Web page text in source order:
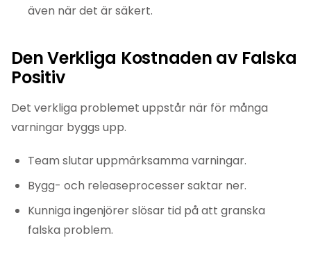
även när det är säkert.
Den Verkliga Kostnaden av Falska
Positiv
Det verkliga problemet uppstår när för många
varningar byggs upp.
Team slutar uppmärksamma varningar.
Bygg- och releaseprocesser saktar ner.
Kunniga ingenjörer slösar tid på att granska
falska problem.